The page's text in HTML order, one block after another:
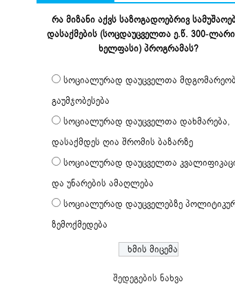
რა მიზანი აქვს საზოგადოებრივ
დასაქმების (სოცდაუცველთა ე.წ. 300-
ხელფასი) პროგრამას?
სოციალურად დაუცველთა
გაუმჯობესება
სოციალურად დაუცველთა დახმარება,
დასაქმდეს ღია შრომის ბაზარზე
სოციალურად დაუცველთა
და უნარების ამაღლება
სოციალურად დაუცველებზე
ზემოქმედება
შედეგების ნახვა